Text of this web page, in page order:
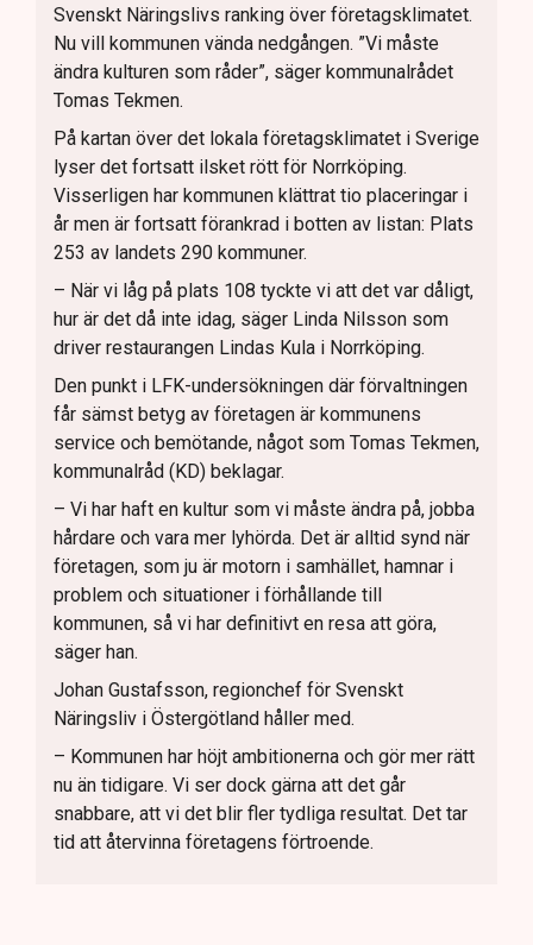
Svenskt Näringslivs ranking över företagsklimatet.
Nu vill kommunen vända nedgången. ”Vi måste
ändra kulturen som råder”, säger kommunalrådet
Tomas Tekmen.
På kartan över det lokala företagsklimatet i Sverige
lyser det fortsatt ilsket rött för Norrköping.
Visserligen har kommunen klättrat tio placeringar i
år men är fortsatt förankrad i botten av listan: Plats
253 av landets 290 kommuner.
– När vi låg på plats 108 tyckte vi att det var dåligt,
hur är det då inte idag, säger Linda Nilsson som
driver restaurangen Lindas Kula i Norrköping.
Den punkt i LFK-undersökningen där förvaltningen
får sämst betyg av företagen är kommunens
service och bemötande, något som Tomas Tekmen,
kommunalråd (KD) beklagar.
– Vi har haft en kultur som vi måste ändra på, jobba
hårdare och vara mer lyhörda. Det är alltid synd när
företagen, som ju är motorn i samhället, hamnar i
problem och situationer i förhållande till
kommunen, så vi har definitivt en resa att göra,
säger han.
Johan Gustafsson, regionchef för Svenskt
Näringsliv i Östergötland håller med.
– Kommunen har höjt ambitionerna och gör mer rätt
nu än tidigare. Vi ser dock gärna att det går
snabbare, att vi det blir fler tydliga resultat. Det tar
tid att återvinna företagens förtroende.